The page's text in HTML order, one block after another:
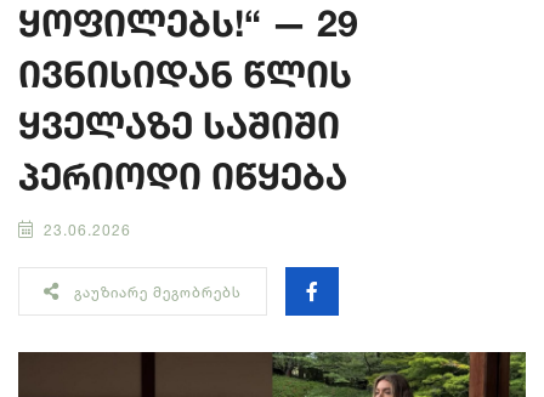
ყოფილებს!“ — 29
ივნისიდან წლის
ყველაზე საშიში
პერიოდი იწყება
23.06.2026
ᲒᲐᲣᲖᲘᲐᲠᲔ ᲛᲔᲒᲝᲑᲠᲔᲑᲡ